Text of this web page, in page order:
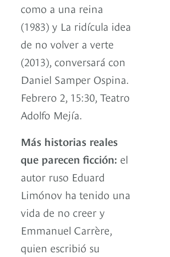
como a una reina
(1983) y La ridícula idea
de no volver a verte
(2013), conversará con
Daniel Samper Ospina.
Febrero 2, 15:30, Teatro
Adolfo Mejía.
Más historias reales
que parecen ficción: el
autor ruso Eduard
Limónov ha tenido una
vida de no creer y
Emmanuel Carrère,
quien escribió su